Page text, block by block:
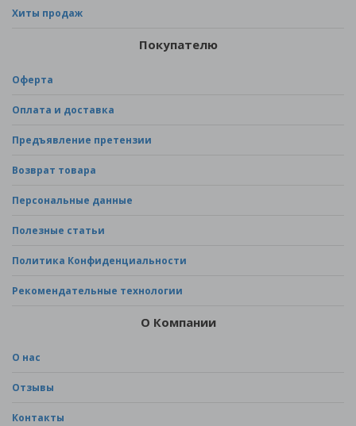
Хиты продаж
Покупателю
Оферта
Оплата и доставка
Предъявление претензии
Возврат товара
Персональные данные
Полезные статьи
Политика Конфиденциальности
Рекомендательные технологии
О Компании
О нас
Отзывы
Контакты